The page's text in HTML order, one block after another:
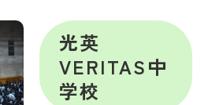
光英
VERITAS中
学校